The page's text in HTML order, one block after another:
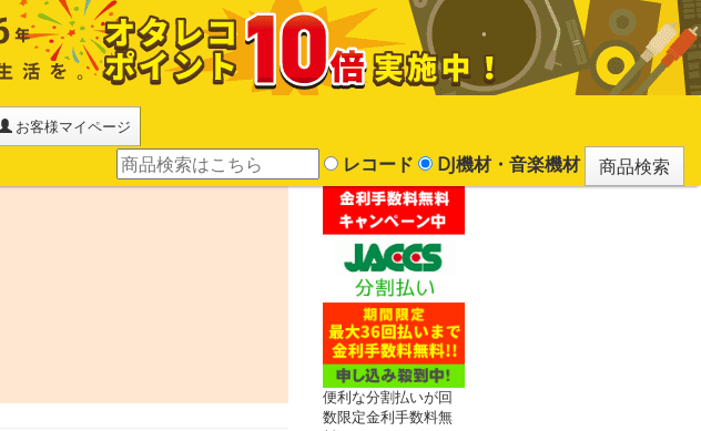
お客様マイページ
レコード DJ機材・音楽機材
便利な分割払いが回
数限定金利手数料無